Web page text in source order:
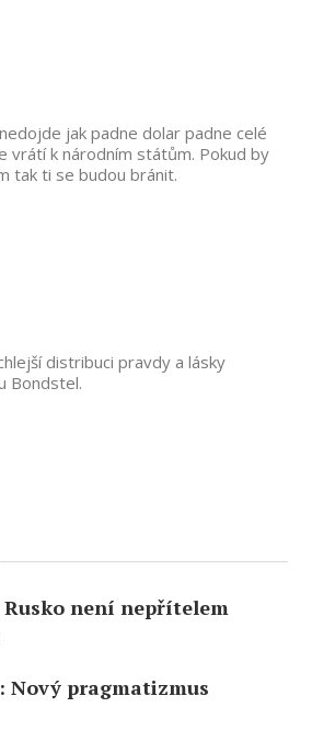
jak padne dolar padne celé
vrátí k národním státům. Pokud by
tak ti se budou bránit.
distribuci pravdy a lásky
Bondstel.
není nepřítelem
Nový pragmatizmus